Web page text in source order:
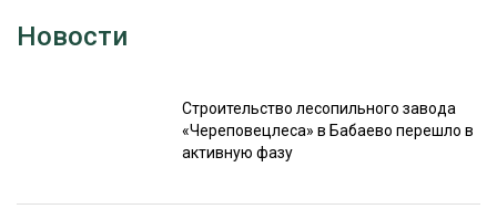
Новости
Строительство лесопильного завода
«Череповецлеса» в Бабаево перешло в
активную фазу